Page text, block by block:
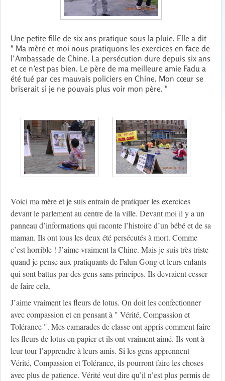
Une petite fille de six ans pratique sous la pluie. Elle a dit
" Ma mère et moi nous pratiquons les exercices en face de
l’Ambassade de Chine. La persécution dure depuis six ans
et ce n’est pas bien. Le père de ma meilleure amie Fadu a
été tué par ces mauvais policiers en Chine. Mon cœur se
briserait si je ne pouvais plus voir mon père. "
Voici ma mère et je suis entrain de pratiquer les exercices
devant le parlement au centre de la ville. Devant moi il y a un
panneau d’informations qui raconte l’histoire d’un bébé et de sa
maman. Ils ont tous les deux été persécutés à mort. Comme
c’est horrible ! J’aime vraiment la Chine. Mais je suis très triste
quand je pense aux pratiquants de Falun Gong et leurs enfants
qui sont battus par des gens sans principes. Ils devraient cesser
de faire cela.
J’aime vraiment les fleurs de lotus. On doit les confectionner
avec compassion et en pensant à " Vérité, Compassion et
Tolérance ". Mes camarades de classe ont appris comment faire
les fleurs de lotus en papier et ils ont vraiment aimé. Ils vont à
leur tour l’apprendre à leurs amis. Si les gens apprennent
Vérité, Compassion et Tolérance, ils pourront faire les choses
avec plus de patience. Vérité veut dire qu’il n’est plus permis de